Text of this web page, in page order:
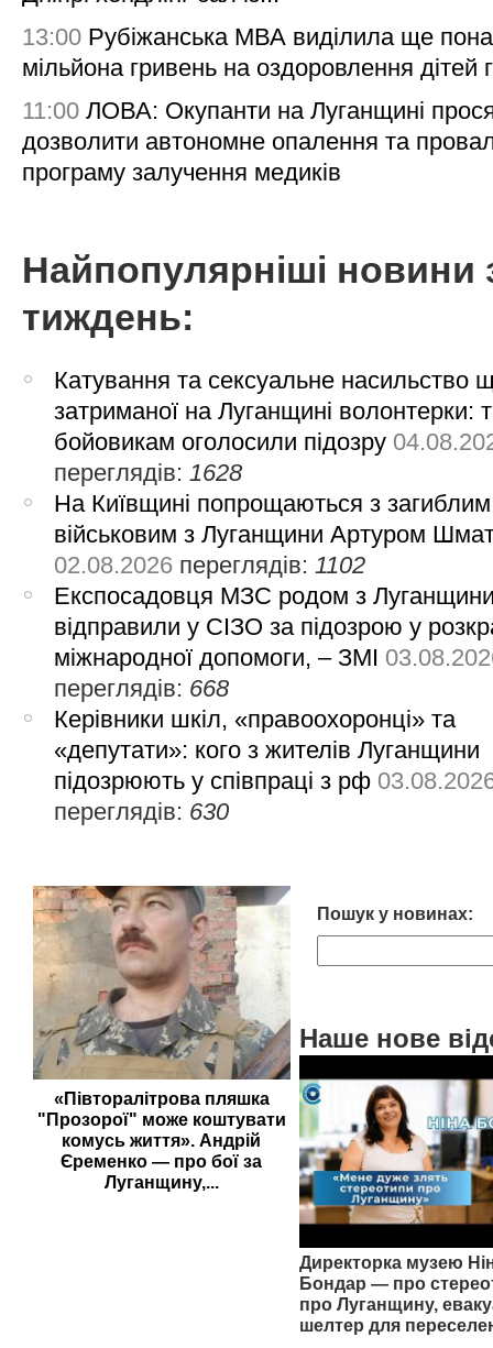
13:00 Рубіжанська МВА виділила ще
мільйона гривень на оздоровлення дітей
11:00 ЛОВА: Окупанти на Луганщині
дозволити автономне опалення та
програму залучення медиків
Найпопулярніші новини
тиждень:
Катування та сексуальне насильство
затриманої на Луганщині волонтерки:
бойовикам оголосили підозру
переглядів:1628
На Київщині попрощаються з загиблим
військовим з Луганщини Артуром
02.08.2026 переглядів:1102
Експосадовця МЗС родом з
відправили у СІЗО за підозрою у
міжнародної допомоги, – ЗМІ
переглядів: 668
Керівники шкіл, «правоохоронці» та
«депутати»: кого з жителів Луганщини
підозрюють у співпраці з рф
переглядів: 630
«Півторалітрова пляшка
"Прозорої" може коштувати
комусь життя». Андрій
Єременко — про бої за
Луганщину,...
Пошук у новинах:
Наше нове
Директорка музею
Бондар — про
про Луганщину,
шелтер для